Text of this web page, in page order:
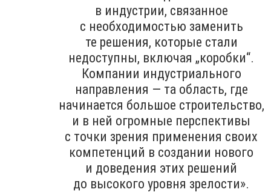
в индустрии, связанное
с необходимостью заменить
те решения, которые стали
недоступны, включая „коробки“.
Компании индустриального
направления — та область, где
начинается большое строительство,
и в ней огромные перспективы
с точки зрения применения своих
компетенций в создании нового
и доведения этих решений
до высокого уровня зрелости».